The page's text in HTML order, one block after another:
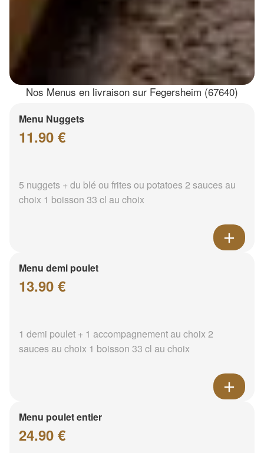
Nos Menus en livraison sur Fegersheim (67640)
Menu Nuggets
11.90 €
5 nuggets + du blé ou frites ou potatoes 2 sauces au
choix 1 boisson 33 cl au choix
Menu demi poulet
13.90 €
1 demi poulet + 1 accompagnement au choix 2
sauces au choix 1 boisson 33 cl au choix
Menu poulet entier
24.90 €